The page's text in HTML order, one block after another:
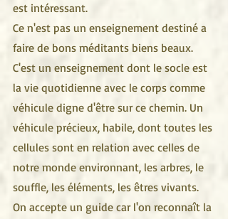
est intéressant.
Ce n'est pas un enseignement destiné a
faire de bons méditants biens beaux.
C'est un enseignement dont le socle est
la vie quotidienne avec le corps comme
véhicule digne d'être sur ce chemin. Un
véhicule précieux, habile, dont toutes les
cellules sont en relation avec celles de
notre monde environnant, les arbres, le
souffle, les éléments, les êtres vivants.
On accepte un guide car l'on reconnaît la